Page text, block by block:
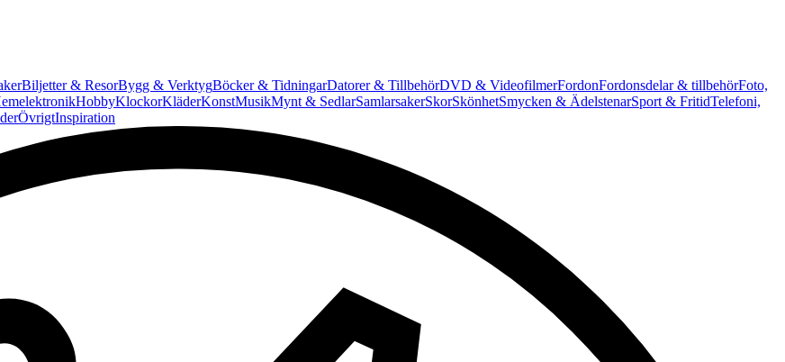
Biljetter & ResorBygg & VerktygBöcker & TidningarDatorer & TillbehörDVD & VideofilmerFordonFordonsdelar & tillbehörFoto,
HobbyKlockorKläderKonstMusikMynt & SedlarSamlarsakerSkorSkönhetSmycken & ÄdelstenarSport & FritidTelefoni,
ÖvrigtInspiration